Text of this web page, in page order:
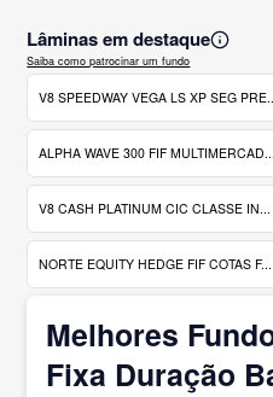
Lâminas em destaque
Saiba como patrocinar um fundo
V8 SPEEDWAY VEGA LS XP SEG PRE...
ALPHA WAVE 300 FIF MULTIMERCAD...
V8 CASH PLATINUM CIC CLASSE IN...
NORTE EQUITY HEDGE FIF COTAS F...
Melhores
Fixa Duração